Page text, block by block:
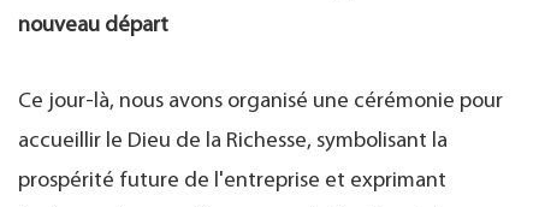
nouveau départ
Ce jour-là, nous avons organisé une cérémonie pour
accueillir le Dieu de la Richesse, symbolisant la
prospérité future de l'entreprise et exprimant